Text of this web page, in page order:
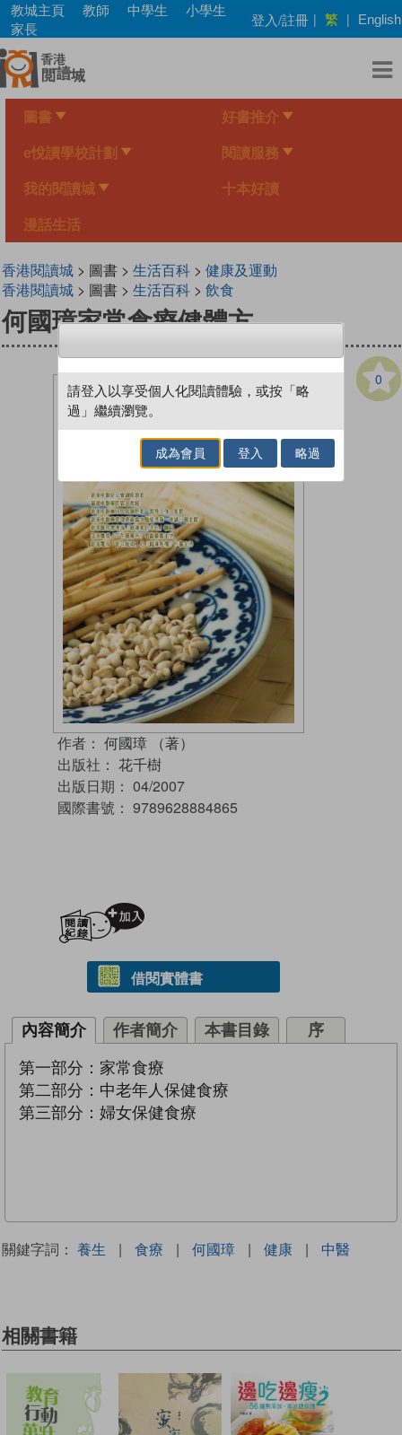
Skip
main
content
教城主頁 教師 中學生
小學生
家長
登入/註冊 | 繁 | English
圖書 好書推介
e悅讀學校計劃 閱讀服務
我的閱讀城 十本好讀
漫話生活
香港閱讀城> 圖書 > 生活百科> 健康及運動
香港閱讀城> 圖書 > 生活百科> 飲食
何國璋家常食療健體方
0
作者： 何國璋 （著）
出版社： 花千樹
出版日期： 04/2007
國際書號： 9789628884865
借閱實體書
內容簡介 作者簡介 本書目錄 序
第一部分：家常食療
第二部分：中老年人保健食療
第三部分：婦女保健食療
關鍵字詞： 養生 | 食療 | 何國璋 | 健康 | 中醫
相關書籍
請登入以享受個人化閱讀體驗，或按「略
過」繼續瀏覽。
成為會員 登入 略過